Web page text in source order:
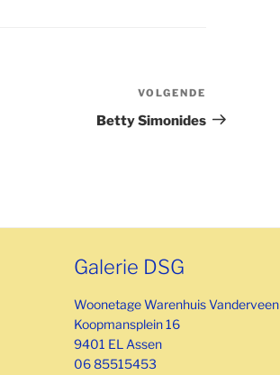
bericht
VOLGENDE
Betty Simonides
Galerie DSG
Woonetage Warenhuis Vanderveen
Koopmansplein 16
9401 EL Assen
06 85515453